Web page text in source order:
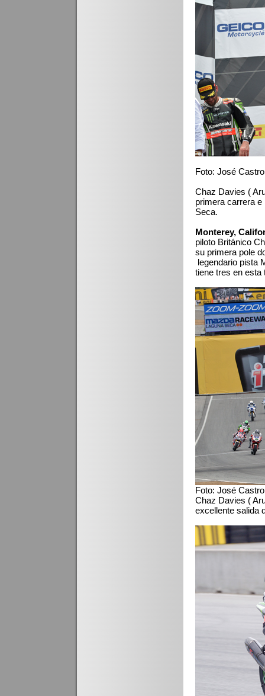
Foto: José Castro
Chaz Davies (
primera carrera
Seca.
Monterey,
piloto Británico
su primera pole
legendario pista
tiene tres en esta
Foto: José Castro
Chaz Davies (
excellente salida